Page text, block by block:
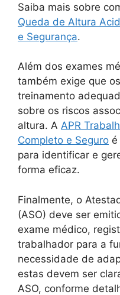
Saiba mais sobre
Queda de Altura
e Segurança.
Além dos exames
também exige que
treinamento
sobre os riscos
altura. A APR
Completo e Seguro
para identificar e
forma eficaz.
Finalmente, o
(ASO) deve ser
exame médico,
trabalhador para a
necessidade de
estas devem ser
ASO, conforme